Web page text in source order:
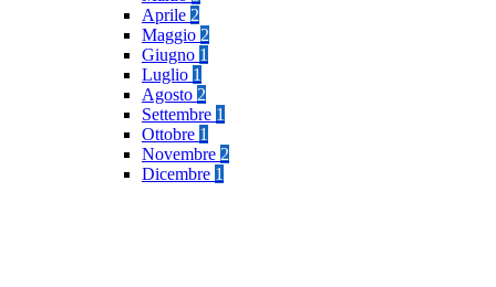
Aprile 2
Maggio 2
Giugno 1
Luglio 1
Agosto 2
Settembre 1
Ottobre 1
Novembre 2
Dicembre 1